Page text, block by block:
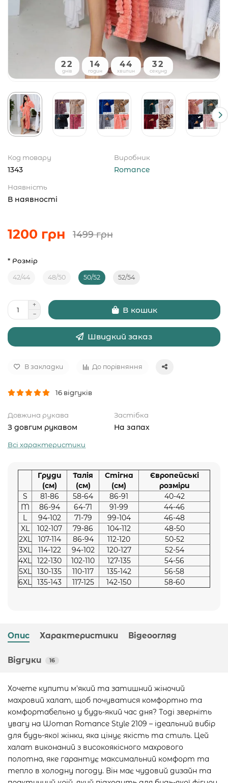
22
днів
14
годин
44
хвилин
31
секунд
Код товару
1343
Виробник
Romance
Наявність
В наявності
1200 грн 1499 грн
* Розмір
42/44 48/50 50/52 52/54
В кошик
Швидкий заказ
В закладки До порівняння
16 відгуків
Довжина рукава
З довгим рукавом
Застібка
На запах
Всі характеристики
Груди
(см)
Талія
(см)
Стігна
(см)
Європейські
розміри
S
81-86 58-64 86-91
40-42
M
86-94 64-71 91-99
44-46
L
94-102 71-79 99-104
46-48
XL
102-107 79-86 104-112
48-50
2XL
107-114 86-94 112-120
50-52
3XL
114-122 94-102 120-127
52-54
4XL
122-130 102-110 127-135
54-56
5XL
130-135 110-117 135-142
56-58
6XL
135-143 117-125 142-150 58-60
Опис Характеристики Відеоогляд
Відгуки 16
Хочете купити м'який та затишний жіночий
махровий халат, щоб почуватися комфортно та
комфортабельно у будь-який час дня? Тоді зверніть
увагу на Woman Romance Style 2109 – ідеальний вибір
для будь-якої жінки, яка цінує якість та стиль. Цей
халат виконаний з високоякісного махрового
полотна, яке гарантує максимальний комфорт та
тепло в холодну погоду. Він має чудовий дизайн та